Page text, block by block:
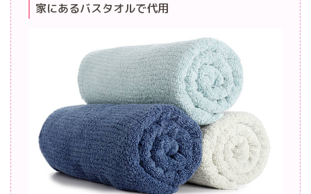
家にあるバスタオルで代用